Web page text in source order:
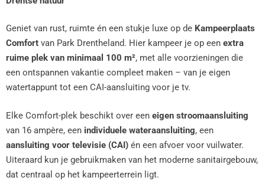
Geniet van rust, ruimte én een stukje luxe op de Kampeerplaats
Comfort van Park Drentheland. Hier kampeer je op een extra
ruime plek van minimaal 100 m², met alle voorzieningen die
een ontspannen vakantie compleet maken – van je eigen
watertappunt tot een CAI-aansluiting voor je tv.
Elke Comfort-plek beschikt over een eigen stroomaansluiting
van 16 ampère, een individuele wateraansluiting, een
aansluiting voor televisie (CAI) én een afvoer voor vuilwater.
Uiteraard kun je gebruikmaken van het moderne sanitairgebouw,
dat centraal op het kampeerterrein ligt.